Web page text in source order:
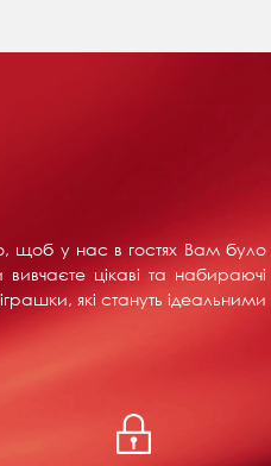
щоб у нас в гостях Вам було
цікаві та набираючі
які стануть ідеальними